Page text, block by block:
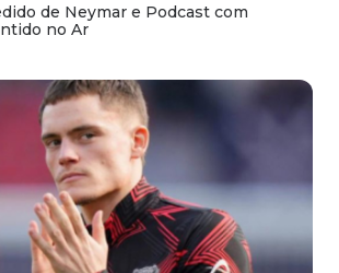
de Neymar e Podcast com
no Ar